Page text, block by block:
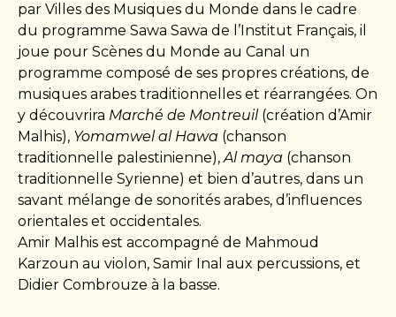
par Villes des Musiques du Monde dans le cadre
du programme Sawa Sawa de l’Institut Français, il
joue pour Scènes du Monde au Canal un
programme composé de ses propres créations, de
musiques arabes traditionnelles et réarrangées. On
y découvrira Marché de Montreuil(création d’Amir
Malhis), Yomamwel al Hawa (chanson
traditionnelle palestinienne),Al maya (chanson
traditionnelle Syrienne) et bien d’autres, dans un
savant mélange de sonorités arabes, d’influences
orientales et occidentales.
Amir Malhis est accompagné de Mahmoud
Karzoun au violon, Samir Inal aux percussions, et
Didier Combrouze à la basse.